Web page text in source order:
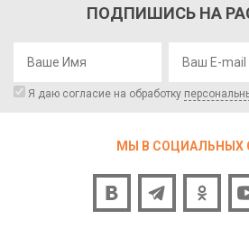
ПОДПИШИСЬ НА
Я даю согласие на обработку
МЫ В СОЦИАЛЬНЫХ